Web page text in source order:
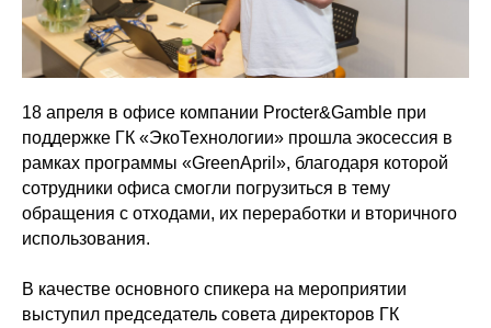
18 апреля в офисе компании Procter&Gamble при
поддержке ГК «ЭкоТехнологии» прошла экосессия в
рамках программы «GreenApril», благодаря которой
сотрудники офиса смогли погрузиться в тему
обращения с отходами, их переработки и вторичного
использования.
В качестве основного спикера на мероприятии
выступил председатель совета директоров ГК